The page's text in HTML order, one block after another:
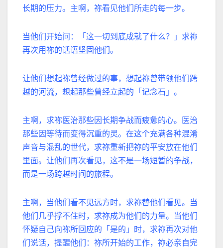
长期的压力。主啊，祢看见他们所走的每一步。
当他们开始问：「这一切到底成就了什么？」求祢
再次用祢的话语坚固他们。
让他们想起祢曾经做过的事，想起祢曾带领他们跨
越的河流，想起那些曾经立起的「记念石」。
主啊，求祢医治那些因长期争战而疲惫的心。医治
那些因等待而变得沉重的灵。在这个充满各种混淆
声音与混乱的世代，求祢重新把祢的平安放在他们
里面。让他们再次看见，这不是一场短暂的争战，
而是一场跨越时间的旅程。
主啊，当他们看不见远方时，求祢替他们看见。当
他们几乎撑不住时，求祢成为他们的力量。当他们
怀疑自己向祢所回应的「是的」时，求祢再次对他
们说话，提醒他们：祢所开始的工作，祢必亲自完